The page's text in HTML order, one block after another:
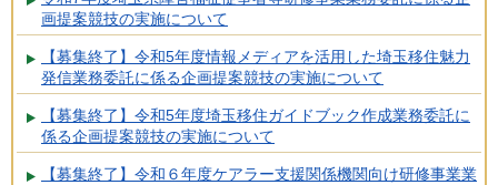
画提案競技の実施について
【募集終了】令和5年度情報メディアを活用した埼玉移住魅力
発信業務委託に係る企画提案競技の実施について
【募集終了】令和5年度埼玉移住ガイドブック作成業務委託に
係る企画提案競技の実施について
【募集終了】令和６年度ケアラー支援関係機関向け研修事業業